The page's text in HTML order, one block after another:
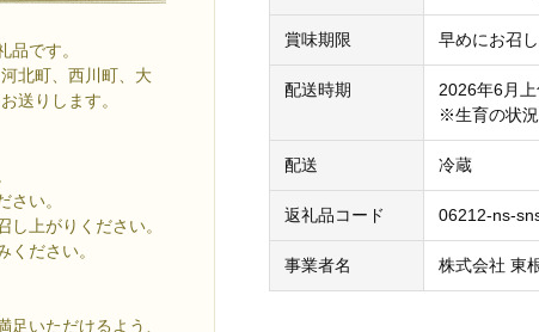
です。
北町、西川町、大
送りします。
さい。
し上がりください。
ください。
足いただけるよう、
賞味期限 早めにお召
配送時期
2026年6月
※生育の状況
配送 冷蔵
返礼品コード 06212-ns-
事業者名 株式会社 東